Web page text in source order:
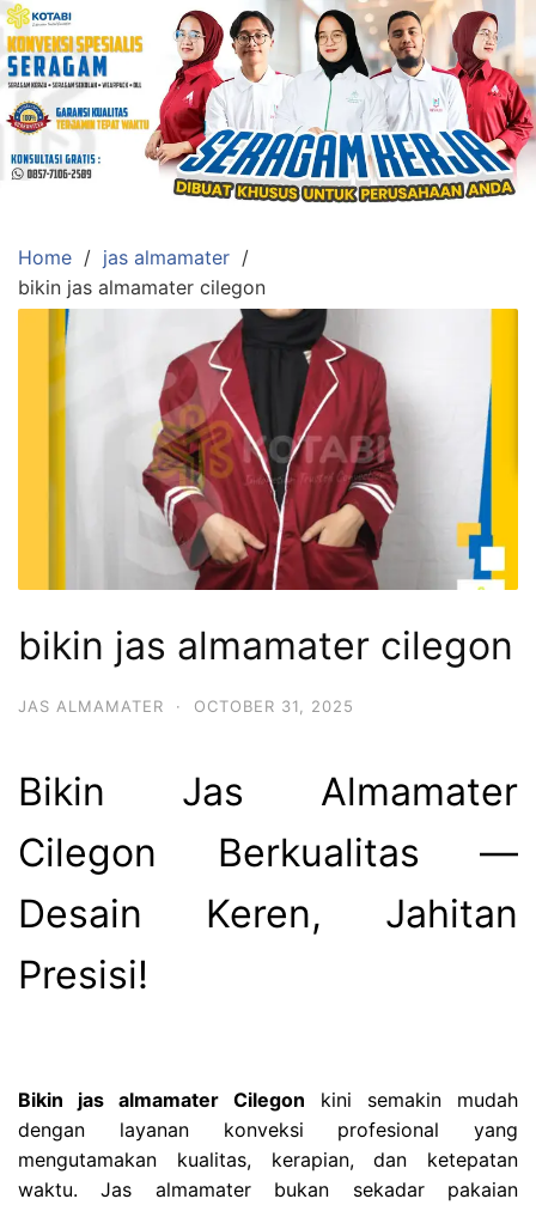
Skip
to
content
Konveksi
Toko
Abi
Baju
Seragam,
Wisuda,Jas
Home
jas almamater
bikin jas almamater cilegon
bikin jas almamater cilegon
JAS ALMAMATER · OCTOBER 31, 2025
Bikin Jas Almamater
Cilegon Berkualitas —
Desain Keren, Jahitan
Presisi!
Bikin jas almamater Cilegon kini semakin mudah
dengan layanan konveksi profesional yang
mengutamakan kualitas, kerapian, dan ketepatan
waktu. Jas almamater bukan sekadar pakaian